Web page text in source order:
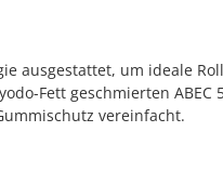
ausgestattet, um ideale
Fett geschmierten
vereinfacht.